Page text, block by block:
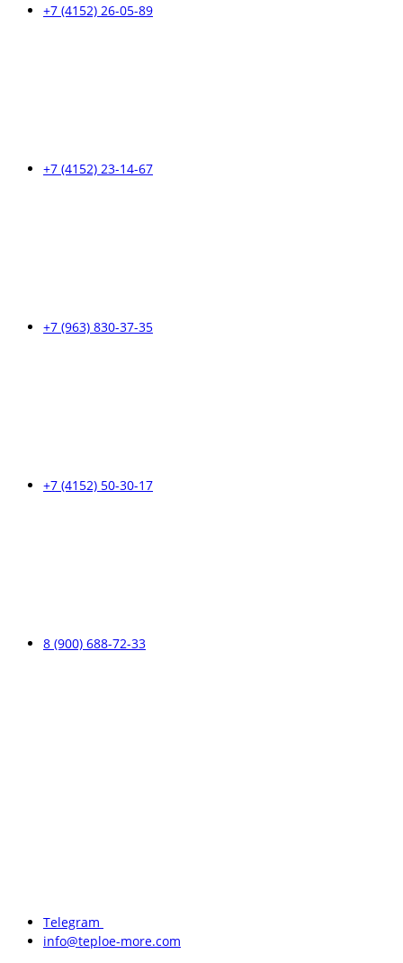
+7 (4152) 26-05-89
+7 (4152) 23-14-67
+7 (963) 830-37-35
+7 (4152) 50-30-17
8 (900) 688-72-33
Telegram
info@teploe-more.com